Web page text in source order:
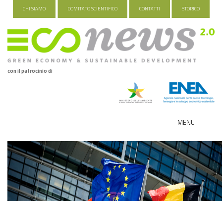
CHI SIAMO COMITATO SCIENTIFICO CONTATTI STORICO
con il patrocinio di
MENU
ECO-NOMY
INDUSTRIA VERDE
FOOD&TRAVEL